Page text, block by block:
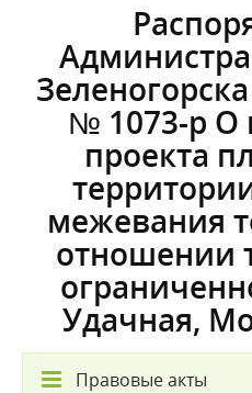
№ 1073-р О
проекта
межевания
отношении
Удачная,
Правовые акты